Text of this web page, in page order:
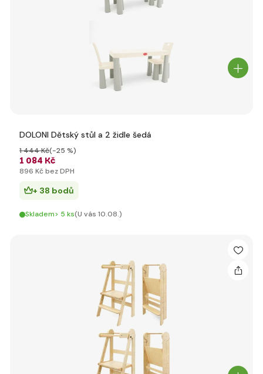
DOLONI Dětský stůl a 2 židle šedá
1 084 Kč
1 444 Kč(-25 %)
896 Kč bez DPH
+ 38 bodů
Skladem> 5 ks(U vás 10.08.)